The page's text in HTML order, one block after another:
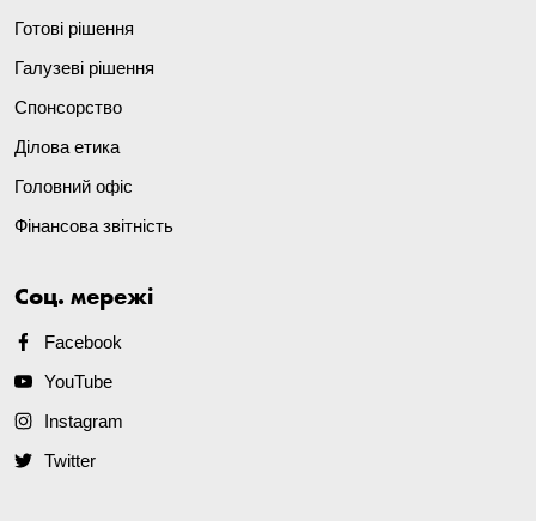
Готові рішення
Галузеві рішення
Спонсорство
Ділова етика
Головний офіс
Фінансова звітність
Соц. мережі
Facebook
YouTube
Instagram
Twitter